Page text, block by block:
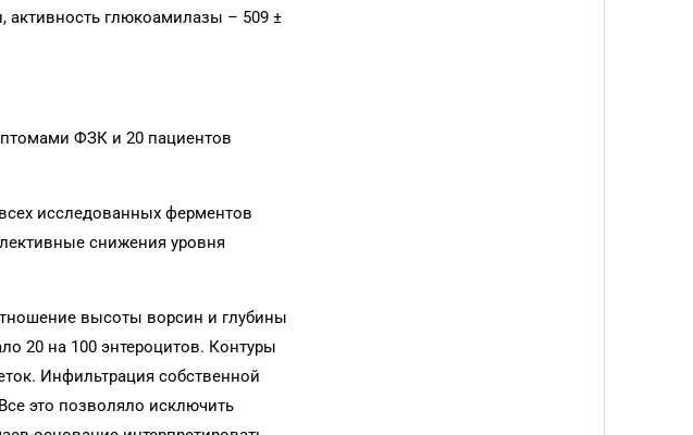
активность глюкоамилазы – 509 ±
ФЗК и 20 пациентов
исследованных ферментов
снижения уровня
высоты ворсин и глубины
20 на 100 энтероцитов. Контуры
Инфильтрация собственной
это позволяло исключить